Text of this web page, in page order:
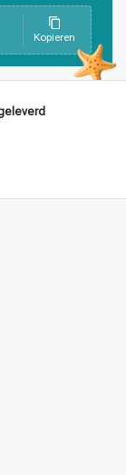
Kopieren